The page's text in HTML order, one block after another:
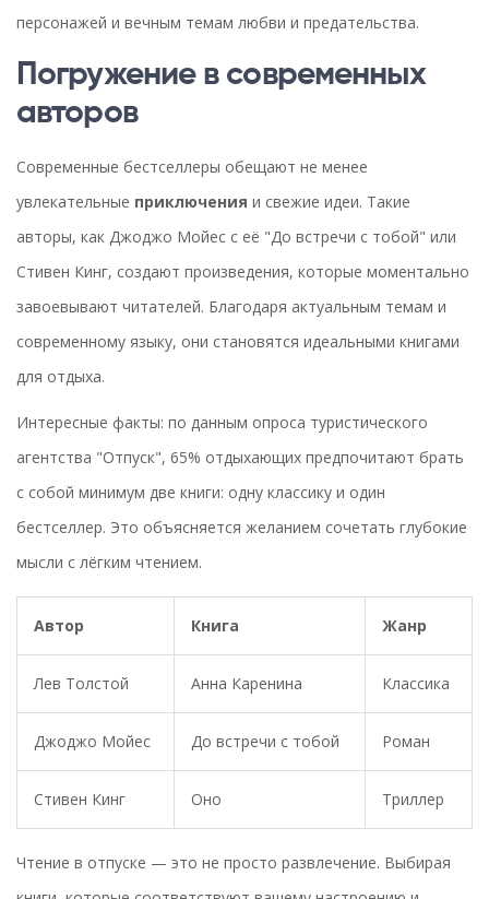
персонажей и вечным темам любви и предательства.
Погружение в современных
авторов
Современные бестселлеры обещают не менее
увлекательные приключения и свежие идеи. Такие
авторы, как Джоджо Мойес с её "До встречи с тобой" или
Стивен Кинг, создают произведения, которые моментально
завоевывают читателей. Благодаря актуальным темам и
современному языку, они становятся идеальными книгами
для отдыха.
Интересные факты: по данным опроса туристического
агентства "Отпуск", 65% отдыхающих предпочитают брать
с собой минимум две книги: одну классику и один
бестселлер. Это объясняется желанием сочетать глубокие
мысли с лёгким чтением.
Автор Книга Жанр
Лев Толстой Анна Каренина Классика
Джоджо Мойес До встречи с тобой Роман
Стивен Кинг Оно Триллер
Чтение в отпуске — это не просто развлечение. Выбирая